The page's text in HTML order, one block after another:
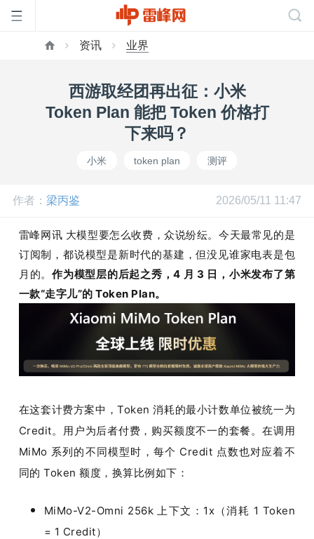
页
网
公
课
资讯 业界
西游取经团再出征：小米
Token Plan 能把 Token 价格打
下来吗？
小米 token plan 测评
作者： 梁丙鉴 2026/05/11 11:47
雷峰网讯 大模型要怎么收费，众说纷纭。今天最常见的是
订阅制，都说模型是新时代的基建，但没见谁家电表是包
月的。作为模型层的后起之秀，4 月 3 日，小米发布了第
一款“走字儿”的 Token Plan。
在这套计费方案中，Token 消耗的最小计数单位被统一为
Credit。用户为后者付费，购买额度不一的套餐。在调用
MiMo 系列的不同模型时，每个 Credit 点数也对应着不
同的 Token 额度，换算比例如下：
MiMo-V2-Omni 256k 上下文：1x（消耗 1 Token
= 1 Credit）